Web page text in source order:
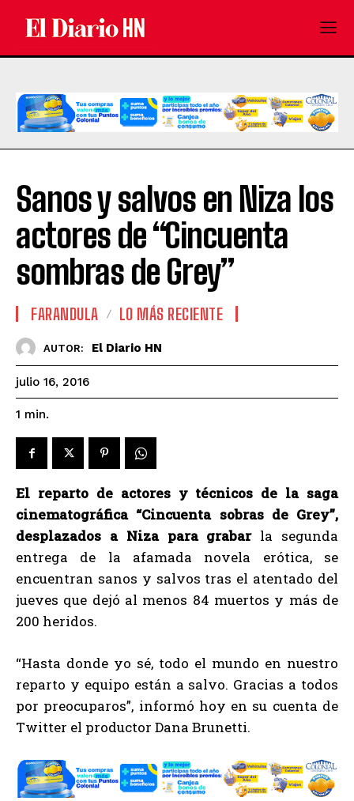
Sanos y salvos en Niza los
actores de “Cincuenta
sombras de Grey”
FARANDULA LO MÁS RECIENTE
AUTOR: El Diario HN
julio 16, 2016
1 min.
El reparto de actores y técnicos de la saga
cinematográfica “Cincuenta sobras de Grey”,
desplazados a Niza para grabarla segunda
entrega de la afamada novela erótica, se
encuentran sanos y salvos tras el atentado del
jueves que dejó al menos 84 muertos y más de
200 heridos.
“Hasta donde yo sé, todo el mundo en nuestro
reparto y equipo están a salvo. Gracias a todos
por preocuparos”, informó hoy en su cuenta de
Twitter el productor Dana Brunetti.